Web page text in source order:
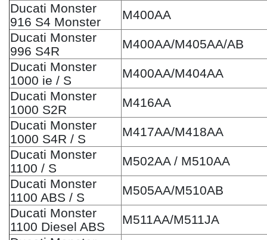
Ducati Monster
916 S4 Monster
M400AA
Ducati Monster
996 S4R
M400AA/M405AA/AB
Ducati Monster
1000 ie / S
M400AA/M404AA
Ducati Monster
1000 S2R
M416AA
Ducati Monster
1000 S4R / S
M417AA/M418AA
Ducati Monster
1100 / S
M502AA / M510AA
Ducati Monster
1100 ABS / S
M505AA/M510AB
Ducati Monster
1100 Diesel ABS
M511AA/M511JA